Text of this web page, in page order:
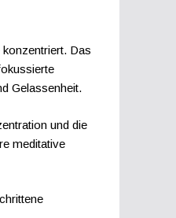
Das
Gelassenheit.
und die
meditative